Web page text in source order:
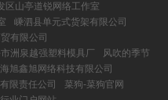
区山亭道锐网络工作室
嵊泗县单元式货架有限公司
有限公司
洲泉越强塑料模具厂
风吹的季节
海旭鑫旭网络科技有限公司
限责任公司
菜狗-菜狗官网